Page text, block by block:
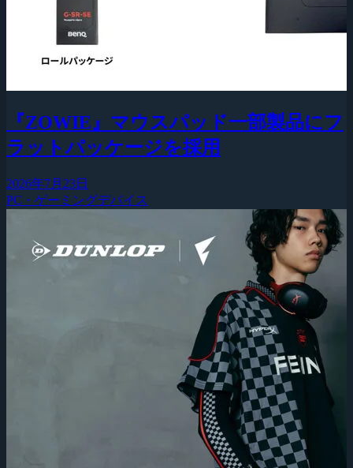
『ZOWIE』マウスパッド一部製品にフ
ラットパッケージを採用
2026年7月23日
PC・ゲーミングデバイス